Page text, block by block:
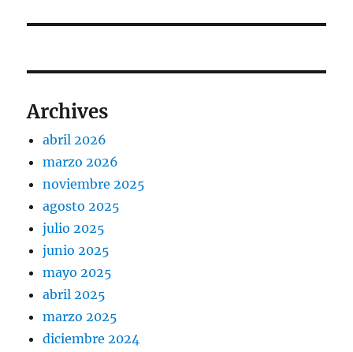
Archives
abril 2026
marzo 2026
noviembre 2025
agosto 2025
julio 2025
junio 2025
mayo 2025
abril 2025
marzo 2025
diciembre 2024